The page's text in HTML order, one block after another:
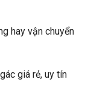
hay vận chuyển
giá rẻ, uy tín